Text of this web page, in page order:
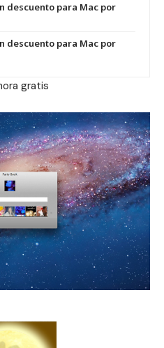
descuento para Mac por
descuento para Mac por
gratis